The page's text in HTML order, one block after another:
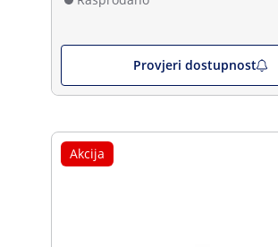
Provjeri dostupnost
Akcija